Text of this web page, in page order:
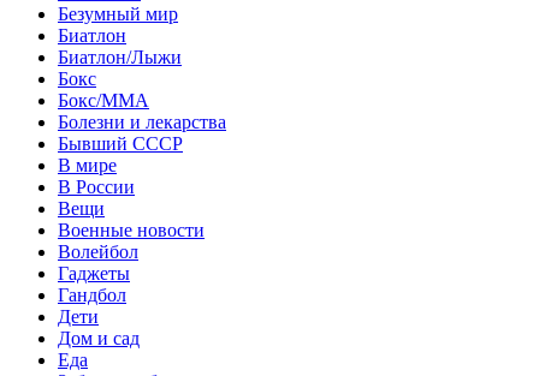
Безумный мир
Биатлон
Биатлон/Лыжи
Бокс
Бокс/MMA
Болезни и лекарства
Бывший СССР
В мире
В России
Вещи
Военные новости
Волейбол
Гаджеты
Гандбол
Дети
Дом и сад
Еда